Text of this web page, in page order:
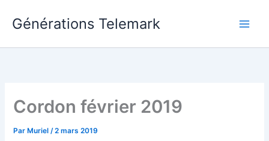
Générations Telemark
Cordon février 2019
Par Muriel/2 mars 2019